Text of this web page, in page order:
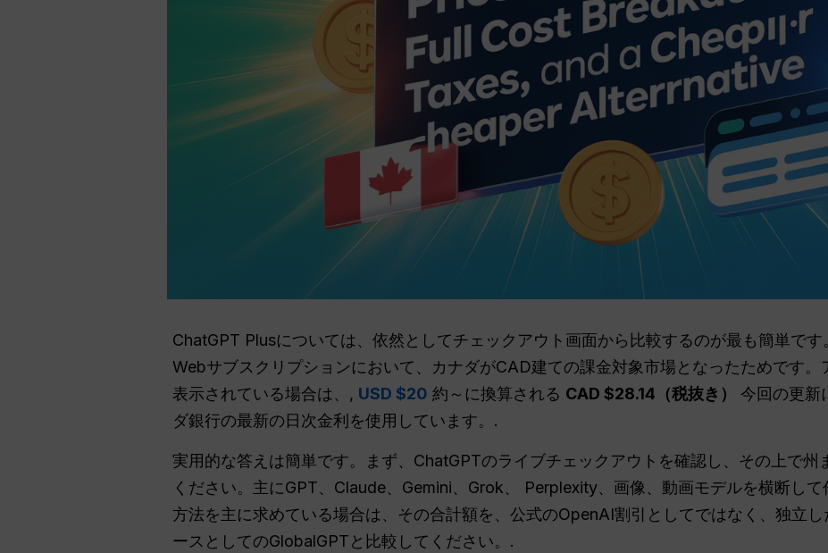
ChatGPT Plusについては、依然としてチェックアウト画面から比較するのが最も簡単で
Webサブスクリプションにおいて、カナダがCAD建ての課金対象市場となったためです
表示されている場合は、, USD $20 約～に換算される CAD $28.14（税抜き）
今回の更新
ダ銀行の最新の日次金利を使用しています。.
実用的な答えは簡単です。まず、ChatGPTのライブチェックアウトを確認し、その上で州
ください。主にGPT、Claude、Gemini、Grok、 Perplexity、画像、動画モデルを横断し
方法を主に求めている場合は、その合計額を、公式のOpenAI割引としてではなく、独立
ースとしてのGlobalGPTと比較してください。.